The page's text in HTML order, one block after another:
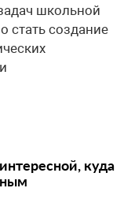
школьной
создание
куда